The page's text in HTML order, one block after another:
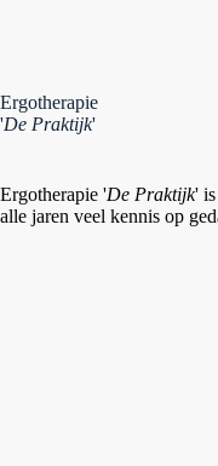
Ergotherapie
'De Praktijk'
Ergotherapie 'De Praktijk'
alle jaren veel kennis op